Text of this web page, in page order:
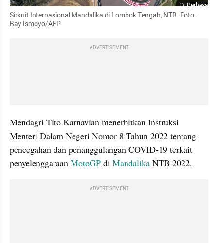
Perbesar
Sirkuit Internasional Mandalika di Lombok Tengah, NTB. Foto:
Bay Ismoyo/AFP
ADVERTISEMENT
Mendagri Tito Karnavian menerbitkan Instruksi
Menteri Dalam Negeri Nomor 8 Tahun 2022 tentang
pencegahan dan penanggulangan COVID-19 terkait
penyelenggaraan MotoGP di Mandalika NTB 2022.
ADVERTISEMENT